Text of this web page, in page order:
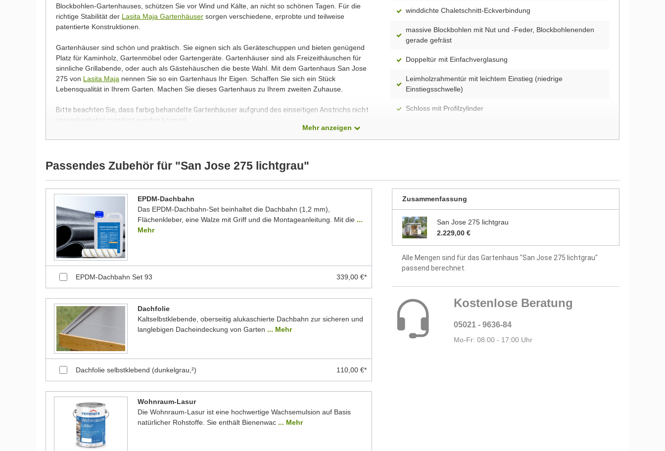
Blockbohlen-Gartenhauses, schützen Sie vor Wind und Kälte, an nicht so schönen Tagen. Für die
richtige Stabilität der Lasita Maja Gartenhäuser sorgen verschiedene, erprobte und teilweise
patentierte Konstruktionen.
Gartenhäuser sind schön und praktisch. Sie eignen sich als Geräteschuppen und bieten genügend
Platz für Kaminholz, Gartenmöbel oder Gartengeräte. Gartenhäuser sind als Freizeithäuschen für
sinnliche Grillabende, oder auch als Gästehäuschen die beste Wahl. Mit dem Gartenhaus San Jose
275 von Lasita Maja nennen Sie so ein Gartenhaus Ihr Eigen. Schaffen Sie sich ein Stück
Lebensqualität in Ihrem Garten. Machen Sie dieses Gartenhaus zu Ihrem zweiten Zuhause.
Bitte beachten Sie, dass farbig behandelte Gartenhäuser aufgrund des einseitigen Anstrichs nicht
spiegelverkehrt montiert werden können!
Wir möchten Sie an dieser Stelle darauf hinweisen, dass alle Produkte ständig weiterentwickelt
Bilder unserer Kunden stellen teilweise modifizierte Modelle dar. Alle Maße sind Circa-Angaben.
winddichte Chaletschnitt-Eckverbindung
massive Blockbohlen mit Nut und -Feder, Blockbohlenenden
gerade gefräst
Doppeltür mit Einfachverglasung
Leimholzrahmentür mit leichtem Einstieg (niedrige
Einstiegsschwelle)
Schloss mit Profilzylinder
Modell)
Dach aus 15 mm starken Dachbrettern
Fußboden optional
Montageanleitung und Montagematerial im Lieferumfang
enthalten
5 Jahre Herstellergarantie
Mehr anzeigen
Passendes Zubehör für "San Jose 275 lichtgrau"
EPDM-Dachbahn
Das EPDM-Dachbahn-Set beinhaltet die Dachbahn (1,2 mm),
Flächenkleber, eine Walze mit Griff und die Montageanleitung. Mit die ...
Mehr
EPDM-Dachbahn Set 93 339,00 €*
Dachfolie
Kaltselbstklebende, oberseitig alukaschierte Dachbahn zur sicheren und
langlebigen Dacheindeckung von Garten ... Mehr
Dachfolie selbstklebend (dunkelgrau,²) 110,00 €*
Wohnraum-Lasur
Die Wohnraum-Lasur ist eine hochwertige Wachsemulsion auf Basis
natürlicher Rohstoffe. Sie enthält Bienenwac ... Mehr
Zusammenfassung
San Jose 275 lichtgrau
2.229,00 €
Alle Mengen sind für das Gartenhaus "San Jose 275 lichtgrau"
passend berechnet.
Kostenlose Beratung
05021 - 9636-84
Mo-Fr: 08:00 - 17:00 Uhr